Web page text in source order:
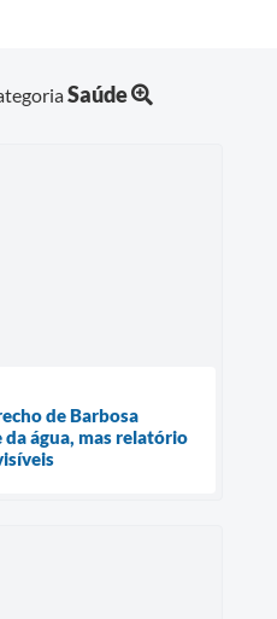
Saúde
de Barbosa
água, mas relatório